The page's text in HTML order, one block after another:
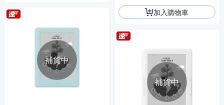
補貨中
加入購物車
補貨中